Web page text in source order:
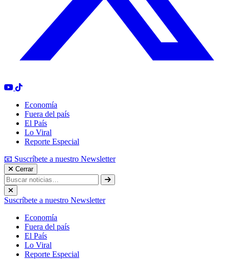
Economía
Fuera del país
El País
Lo Viral
Reporte Especial
📧 Suscríbete a nuestro Newsletter
Cerrar
Suscríbete a nuestro Newsletter
Economía
Fuera del país
El País
Lo Viral
Reporte Especial